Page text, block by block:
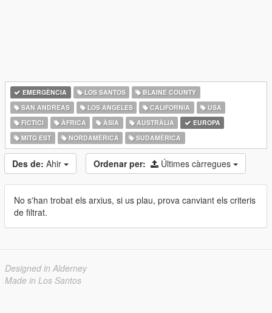
EMERGÈNCIA LOS SANTOS
BLAINE COUNTY
SAN ANDREAS
LOS ANGELES CALIFORNIA
USA
FICTICI
ÀFRICA ÀSIA AUSTRÀLIA
EUROPA
MITG EST
NORDAMÈRICA SUDAMÈRICA
Des de: Ahir Ordenar per: Últimes càrregues
No s'han trobat els arxius, si us plau, prova canviant els criteris
de filtrat.
Designed in Alderney
Made in Los Santos